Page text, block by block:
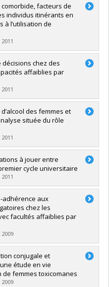
Daniela
facteurs de
individus itinérants en
à l’utilisation de
chez des
affaiblies par
Sioui des femmes et
située du rôle
à jouer entre
cycle universitaire
adhérence aux
chez les
facultés affaiblies par
conjugale et
étude en vie
femmes toxicomanes